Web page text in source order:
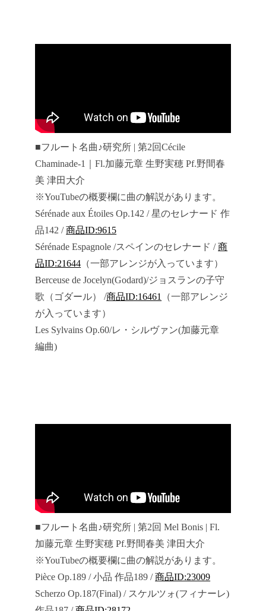
■フルート名曲♪研究所 | 第2回Cécile
Chaminade-1｜Fl.加藤元章 生野実穂 Pf.野間春
美 津田大介
※YouTubeの概要欄に曲の解説があります。
Sérénade aux Étoiles Op.142 / 星のセレナード 作
品142 /商品ID:9615
Sérénade Espagnole /スペインのセレナード /商
品ID:21644 （一部アレンジが入っています）
Berceuse de Jocelyn(Godard)/ジョスランの子守
歌（ゴダール） /商品ID:16461
（一部アレンジ
が入っています）
Les Sylvains Op.60/レ・シルヴァン(加藤元章
編曲)
■フルート名曲♪研究所 | 第2回 Mel Bonis | Fl.
加藤元章 生野実穂 Pf.野間春美 津田大介
※YouTubeの概要欄に曲の解説があります。
Pièce Op.189 / 小品 作品189 /商品ID:23009
Scherzo Op.187(Final) / スケルツォ(フィナーレ)